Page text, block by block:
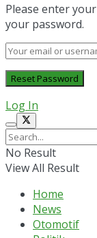
Please enter
your password.
Log In
No Result
View All Result
Home
News
Otomotif